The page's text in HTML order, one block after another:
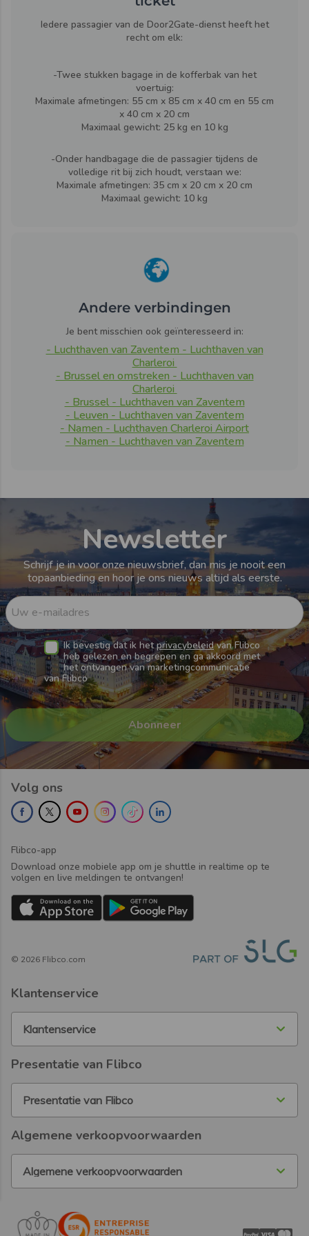
plaats is in de kofferbak van het voertuig.
Iedere passagier van de Door2Gate-dienst heeft het
recht om elk:
-Twee stukken bagage in de kofferbak van het
voertuig:
Maximale afmetingen: 55 cm x 85 cm x 40 cm en 55 cm
x 40 cm x 20 cm
Maximaal gewicht: 25 kg en 10 kg
-Onder handbagage die de passagier tijdens de
volledige rit bij zich houdt, verstaan we:
Maximale afmetingen: 35 cm x 20 cm x 20 cm
Maximaal gewicht: 10 kg
Andere verbindingen
Je bent misschien ook geïnteresseerd in:
- Luchthaven van Zaventem - Luchthaven van
Charleroi
- Brussel en omstreken - Luchthaven van
Charleroi
- Brussel - Luchthaven van Zaventem
- Leuven - Luchthaven van Zaventem
- Namen - Luchthaven Charleroi Airport
- Namen - Luchthaven van Zaventem
Newsletter
Schrijf je in voor onze nieuwsbrief, dan mis je nooit een
topaanbieding en hoor je ons nieuws altijd als eerste.
Uw e-mailadres
Ik bevestig dat ik hetprivacybeleidvan Flibco
heb gelezen en begrepen en ga akkoord met
het ontvangen van marketingcommunicatie
van Flibco
Volg ons
Flibco-app
Download onze mobiele app om je shuttle in realtime op te
volgen en live meldingen te ontvangen!
© 2026 Flibco.com
Klantenservice
Klantenservice
Presentatie van Flibco
Presentatie van Flibco
Algemene verkoopvoorwaarden
Algemene verkoopvoorwaarden